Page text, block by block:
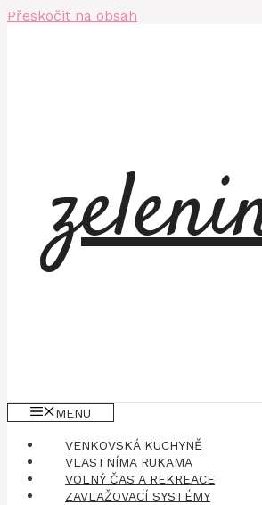
Přeskočit na obsah
MENU
VENKOVSKÁ KUCHYNĚ
VLASTNÍMA RUKAMA
VOLNÝ ČAS A REKREACE
ZAVLAŽOVACÍ SYSTÉMY